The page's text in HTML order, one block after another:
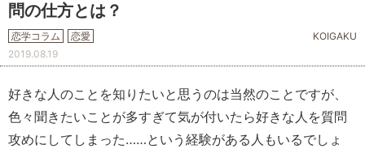
問の仕方とは？
恋学コラム 恋愛
KOIGAKU
2019.08.19
好きな人のことを知りたいと思うのは当然のことですが、
色々聞きたいことが多すぎて気が付いたら好きな人を質問
攻めにしてしまった……という経験がある人もいるでしょ